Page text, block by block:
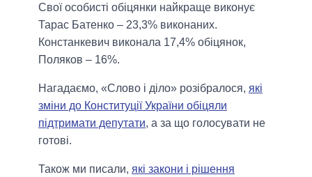
Свої особисті обіцянки найкраще виконує
Тарас Батенко – 23,3% виконаних.
Констанкевич виконала 17,4% обіцянок,
Поляков – 16%.
Нагадаємо, «Слово і діло» розібралося, які
зміни до Конституції України обіцяли
підтримати депутати, а за що голосувати не
готові.
Також ми писали, які закони і рішення